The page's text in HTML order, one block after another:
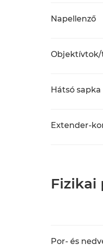
Napellenző
Objektívtok/
Hátsó sapka
Extender-
Fizikai
Por- és